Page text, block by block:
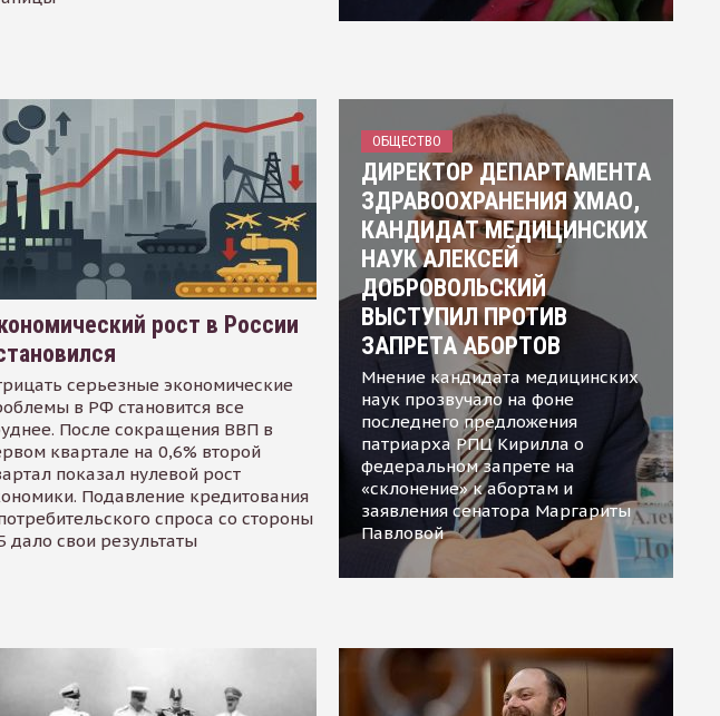
рост в России
серьезные экономические
в РФ становится все
После сокращения ВВП в
квартале на 0,6% второй
показал нулевой рост
Подавление кредитования
спроса со стороны
дало свои результаты
ОБЩЕСТВО
ДИРЕКТОР ДЕПАРТАМЕНТА
ЗДРАВООХРАНЕНИЯ ХМАО,
КАНДИДАТ МЕДИЦИНСКИХ
НАУК АЛЕКСЕЙ
ДОБРОВОЛЬСКИЙ
ВЫСТУПИЛ ПРОТИВ
ЗАПРЕТА АБОРТОВ
Мнение кандидата медицинских
наук прозвучало на фоне
последнего предложения
патриарха РПЦ Кирилла о
федеральном запрете на
«склонение» к абортам и
заявления сенатора Маргариты
Павловой